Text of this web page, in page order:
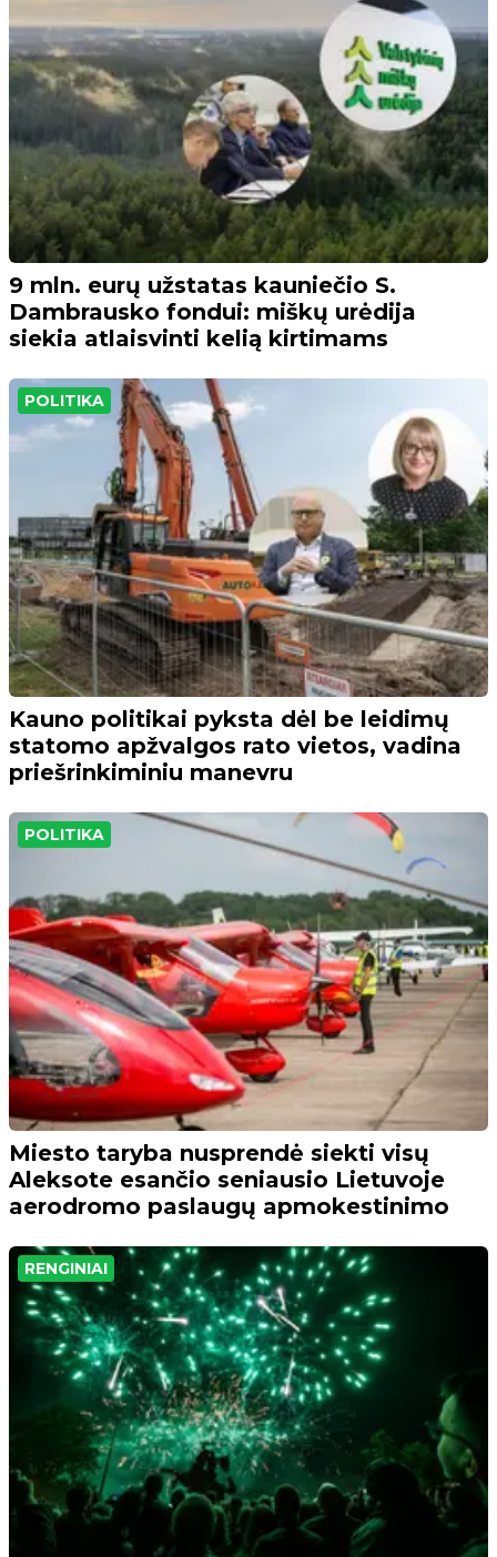
9 mln. eurų užstatas kauniečio S.
Dambrausko fondui: miškų urėdija
siekia atlaisvinti kelią kirtimams
POLITIKA
Kauno politikai pyksta dėl be leidimų
statomo apžvalgos rato vietos, vadina
priešrinkiminiu manevru
POLITIKA
Miesto taryba nusprendė siekti visų
Aleksote esančio seniausio Lietuvoje
aerodromo paslaugų apmokestinimo
RENGINIAI